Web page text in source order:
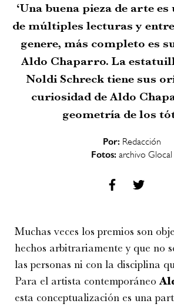
‘Una buena pieza de arte
de múltiples lecturas y
genere, más completo es
Aldo Chaparro. La
Noldi Schreck tiene sus
curiosidad de Aldo
geometría de los
Por: Redacción
Fotos: archivo Glocal
Muchas veces los premios son
hechos arbitrariamente y que no
las personas ni con la disciplina
Para el artista contemporáneo
esta conceptualización es una